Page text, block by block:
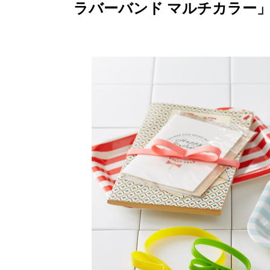
ラバーバンド マルチカラー